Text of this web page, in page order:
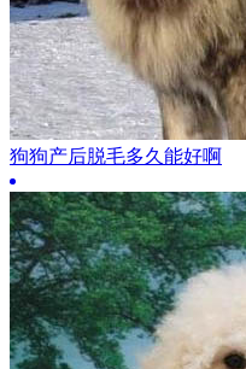
狗狗产后脱毛多久能好啊